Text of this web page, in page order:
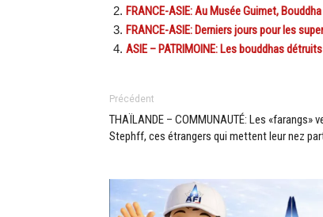
FRANCE-ASIE: Au Musée Guimet,
FRANCE-ASIE: Derniers jours pour les
ASIE – PATRIMOINE: Les bouddhas
Précédent
THAÏLANDE – COMMUNAUTÉ: Les «farangs»
Stephff, ces étrangers qui mettent leur nez